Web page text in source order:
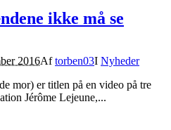
ikke må se
2016Aftorben03I Nyheder
mor) er titlen på en video på tre
Jérôme Lejeune,...